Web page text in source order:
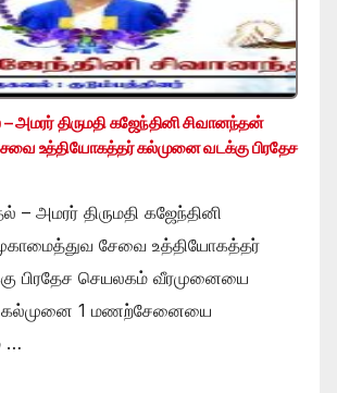
அமரர் திருமதி கஜேந்தினி சிவானந்தன்
உத்தியோகத்தர் கல்முனை வடக்கு பிரதேச
– அமரர் திருமதி கஜேந்தினி
சேவை உத்தியோகத்தர்
பிரதேச செயலகம் வீரமுனையை
கல்முனை 1 மணற்சேனையை
…